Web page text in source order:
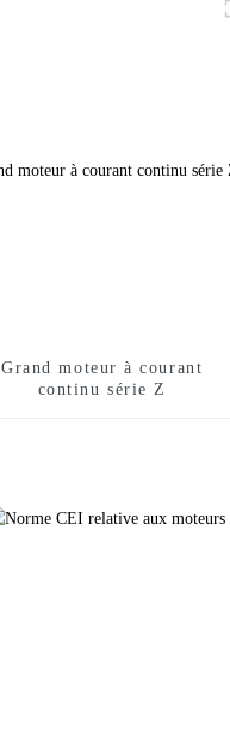
Grand moteur à courant
continu série Z